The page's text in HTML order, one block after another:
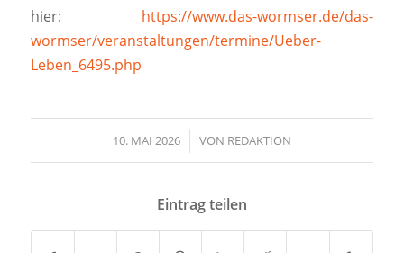
hier: https://www.das-wormser.de/das-
wormser/veranstaltungen/termine/Ueber-
Leben_6495.php
10. MAI 2026
/ VON REDAKTION
Eintrag teilen